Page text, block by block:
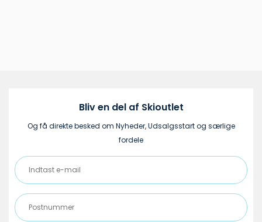
Bliv en del af Skioutlet
Og få direkte besked om Nyheder, Udsalgsstart og særlige
fordele
Indtast
e-
mail
(Påkrævet)
Postnummer
(Påkrævet)